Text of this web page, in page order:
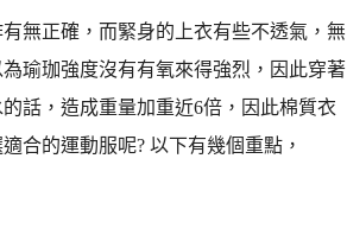
無正確，而緊身的上衣有些不透氣，無
瑜珈強度沒有有氧來得強烈，因此穿著
話，造成重量加重近6倍，因此棉質衣
合的運動服呢? 以下有幾個重點，